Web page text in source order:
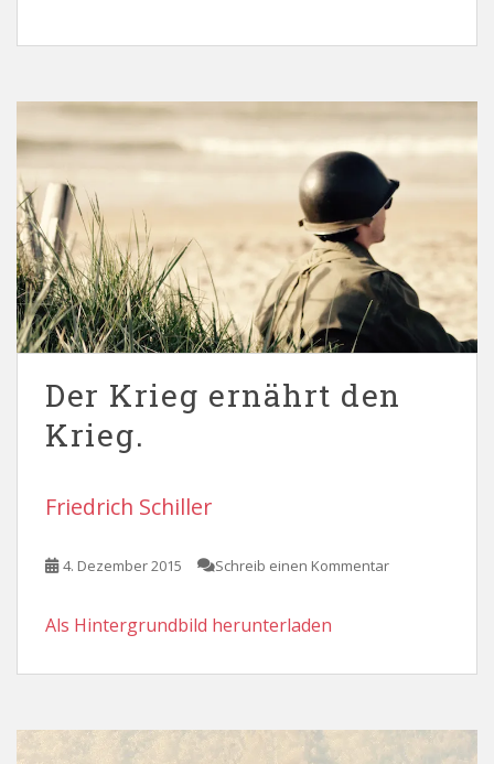
Der Krieg ernährt den
Krieg.
Friedrich Schiller
4. Dezember 2015 Schreib einen Kommentar
Als Hintergrundbild herunterladen